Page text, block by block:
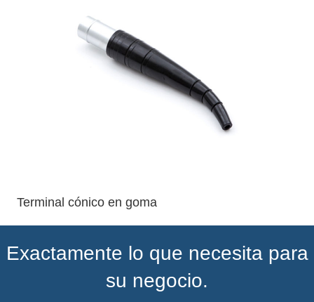
Terminal cónico en goma
Exactamente lo que necesita para
su negocio.